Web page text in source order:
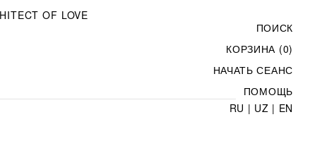
ПОИСК
КОРЗИНА (0)
НАЧАТЬ СЕАНС
ПОМОЩЬ
RU | UZ | EN
OF LOVE